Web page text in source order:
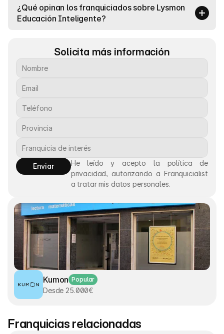
¿Qué opinan los franquiciados sobre Lysmon
Educación Inteligente?
Solicita más información
Enviar
He leído y acepto la política de
privacidad, autorizando a Franquicialist
a tratar mis datos personales.
Kumon Popular
Desde 25.000€
Franquicias relacionadas